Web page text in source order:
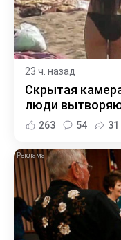
23 ч. назад
Скрытая
люди
263 54 31